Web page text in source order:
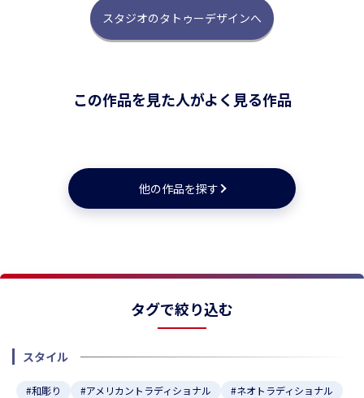
スタジオのタトゥーデザインへ
この作品を見た人がよく見る作品
他の作品を探す
タグで絞り込む
スタイル
#和彫り #アメリカントラディショナル
#ネオトラディショナル